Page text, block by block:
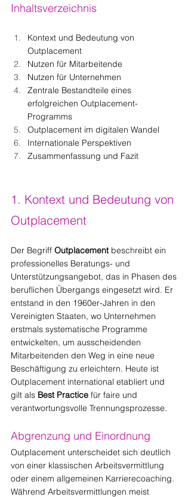
Inhaltsverzeichnis
Kontext und Bedeutung von
Outplacement
Nutzen für Mitarbeitende
Nutzen für Unternehmen
Zentrale Bestandteile eines
erfolgreichen Outplacement-
Programms
Outplacement im digitalen Wandel
Internationale Perspektiven
Zusammenfassung und Fazit
1. Kontext und Bedeutung von
Outplacement
Der Begriff Outplacement beschreibt ein
professionelles Beratungs- und
Unterstützungsangebot, das in Phasen des
beruflichen Übergangs eingesetzt wird. Er
entstand in den 1960er-Jahren in den
Vereinigten Staaten, wo Unternehmen
erstmals systematische Programme
entwickelten, um ausscheidenden
Mitarbeitenden den Weg in eine neue
Beschäftigung zu erleichtern. Heute ist
Outplacement international etabliert und
gilt als Best Practice für faire und
verantwortungsvolle Trennungsprozesse.
Abgrenzung und Einordnung
Outplacement unterscheidet sich deutlich
von einer klassischen Arbeitsvermittlung
oder einem allgemeinen Karrierecoaching.
Während Arbeitsvermittlungen meist